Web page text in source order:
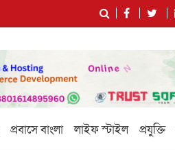
প্রবাসে বাংলা লাইফ স্টাইল প্রযুক্তি